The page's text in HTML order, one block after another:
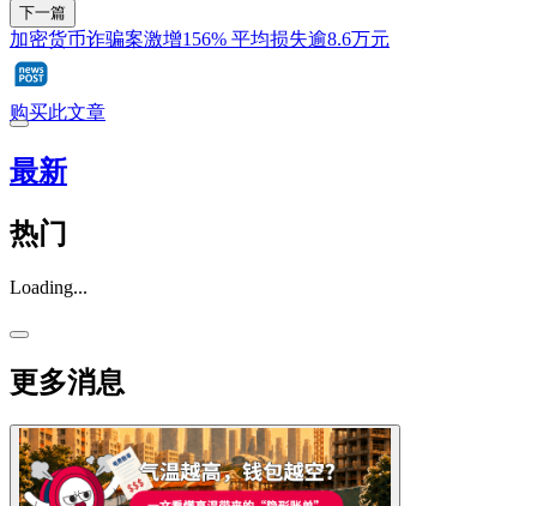
下一篇
加密货币诈骗案激增156% 平均损失逾8.6万元
购买此文章
最新
热门
Loading...
更多消息